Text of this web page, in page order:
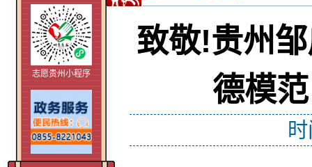
致敬!贵州
德模
志愿贵州小程序